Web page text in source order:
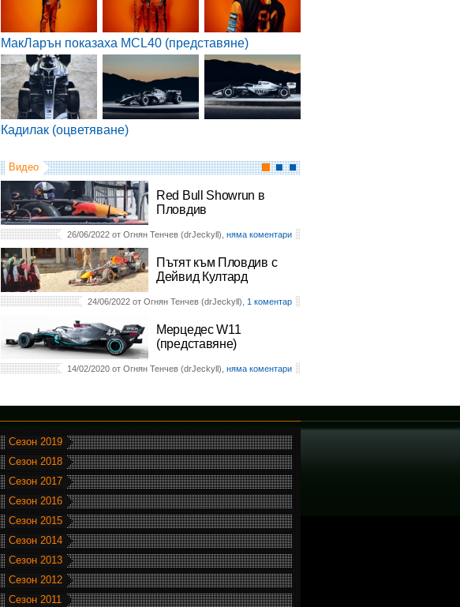
МакЛарън показаха MCL40 (представяне)
Кадилак (оцветяване)
Видео
Red Bull Showrun в
Пловдив
26/06/2022 от Огнян Тенчев (drJeckyll), няма коментари
Пътят към Пловдив с
Дейвид Култард
24/06/2022 от Огнян Тенчев (drJeckyll), 1 коментар
Мерцедес W11
(представяне)
14/02/2020 от Огнян Тенчев (drJeckyll), няма коментари
Сезон 2019
Сезон 2018
Сезон 2017
Сезон 2016
Сезон 2015
Сезон 2014
Сезон 2013
Сезон 2012
Сезон 2011